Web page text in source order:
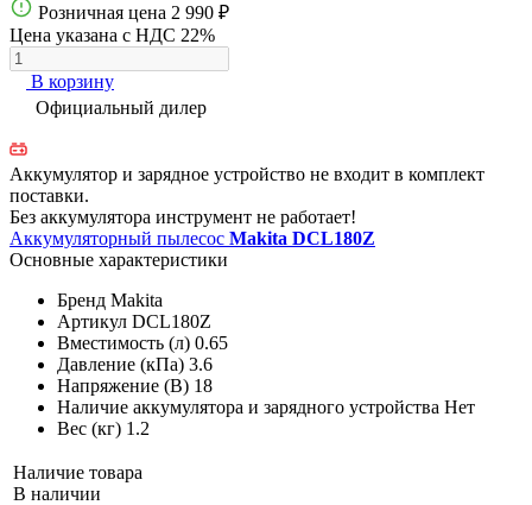
Розничная цена 2 990 ₽
Цена указана с НДС 22%
В корзину
Официальный дилер
Аккумулятор и зарядное устройство не входит в комплект
поставки.
Без аккумулятора инструмент не работает!
Аккумуляторный пылесос Makita DCL180Z
Основные характеристики
Бренд Makita
Артикул DCL180Z
Вместимость (л) 0.65
Давление (кПа) 3.6
Напряжение (В) 18
Наличие аккумулятора и зарядного устройства Нет
Вес (кг) 1.2
Наличие товара
В наличии